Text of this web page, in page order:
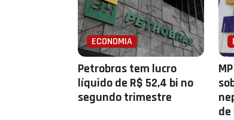
ECONOMIA
Petrobras tem lucro
líquido de R$ 52,4 bi no
segundo trimestre
de